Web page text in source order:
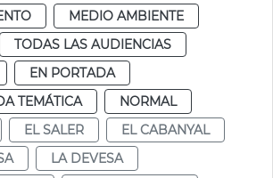
MEDIO AMBIENTE
TODAS LAS AUDIENCIAS
EN PORTADA
TEMÁTICA
NORMAL
EL SALER
EL CABANYAL
LA DEVESA